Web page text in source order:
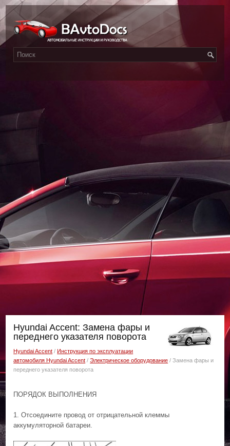
Hyundai Accent: Замена фары и
переднего указателя поворота
Hyundai Accent /Инструкция по эксплуатации
автомобиля Hyundai Accent /Электрическое оборудование / Замена фары и
переднего указателя поворота
ПОРЯДОК ВЫПОЛНЕНИЯ
1. Отсоедините провод от отрицательной клеммы
аккумуляторной батареи.